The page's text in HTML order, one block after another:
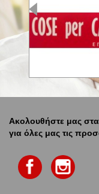
Ακολουθήστε μας
για όλες μας τις